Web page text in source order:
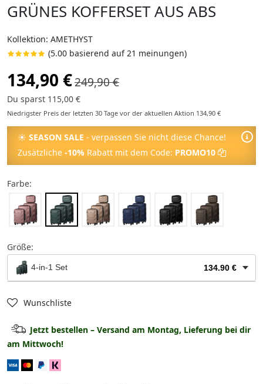
GRÜNES KOFFERSET AUS ABS
Kollektion: AMETHYST
(5.00 basierend auf 21 meinungen)
134,90 €249,90 €
Du sparst 115,00 €
Niedrigster Preis der letzten 30 Tage vor der aktuellen Aktion 134,90 €
☀ SEASON SALE - verpassen Sie nicht diese Chance!
Zusätzliche -10% Rabatt mit dem Code: PROMO10
Farbe:
Größe:
4-in-1 Set 134.90 €
Mittlerer Koffer
Großer Koffer
Wunschliste
Jetzt bestellen – Versand am Montag, Lieferung bei dir
am Mittwoch!